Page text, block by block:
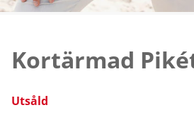
Kortärmad
Utsåld